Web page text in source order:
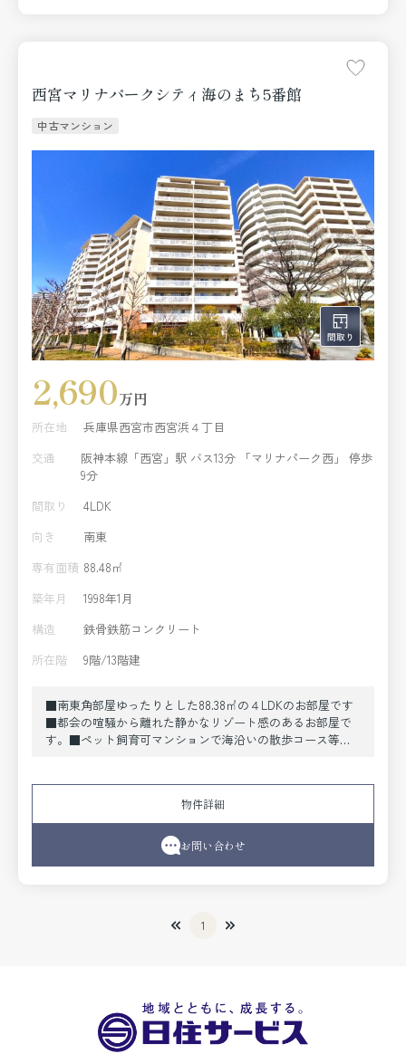
西宮マリナパークシティ海のまち5番館
中古マンション
2,690万円
所在地
兵庫県西宮市西宮浜４丁目
交通
阪神本線「西宮」駅 バス13分 「マリナパーク西」 停歩
9分
間取り
4LDK
向き
南東
専有面積 88.48㎡
築年月
1998年1月
構造
鉄骨鉄筋コンクリート
所在階
9階/13階建
■南東角部屋ゆったりとした88.38㎡の４LDKのお部屋です
■都会の喧騒から離れた静かなリゾート感のあるお部屋で
す。■ペット飼育可マンションで海沿いの散歩コース等が
物件詳細
お問い合わせ
1